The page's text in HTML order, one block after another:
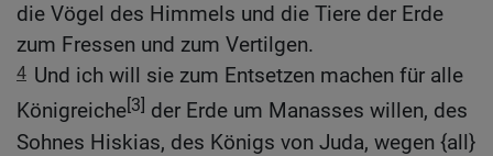
die Vögel des Himmels und die Tiere der Erde
zum Fressen und zum Vertilgen.
4 Und ich will sie zum Entsetzen machen für alle
Königreiche[3] der Erde um Manasses willen, des
Sohnes Hiskias, des Königs von Juda, wegen {all}